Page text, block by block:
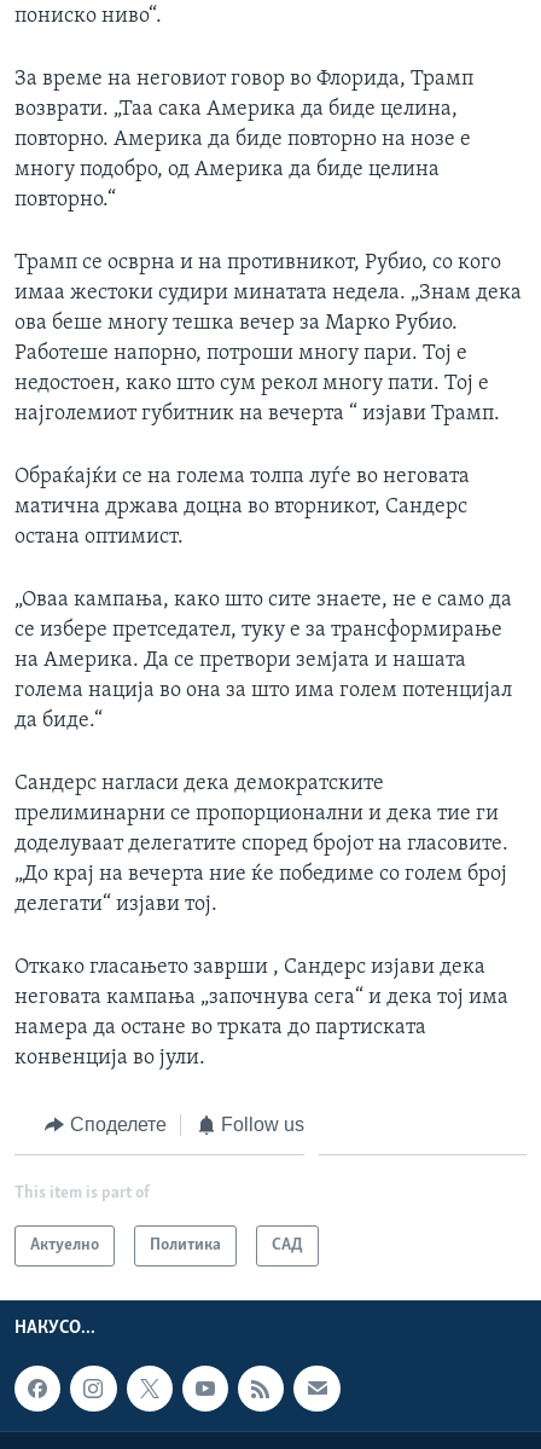
пониско ниво“.
За време на неговиот говор во Флорида, Трамп
возврати. „Таа сака Америка да биде целина,
повторно. Америка да биде повторно на нозе е
многу подобро, од Америка да биде целина
повторно.“
Трамп се осврна и на противникот, Рубио, со кого
имаа жестоки судири минатата недела. „Знам дека
ова беше многу тешка вечер за Марко Рубио.
Работеше напорно, потроши многу пари. Тој е
недостоен, како што сум рекол многу пати. Тој е
најголемиот губитник на вечерта “ изјави Трамп.
Обраќајќи се на голема толпа луѓе во неговата
матична држава доцна во вторникот, Сандерс
остана оптимист.
„Оваа кампања, како што сите знаете, не е само да
се избере претседател, туку е за трансформирање
на Америка. Да се претвори земјата и нашата
голема нација во она за што има голем потенцијал
да биде.“
Сандерс нагласи дека демократските
прелиминарни се пропорционални и дека тие ги
доделуваат делегатите според бројот на гласовите.
„До крај на вечерта ние ќе победиме со голем број
делегати“ изјави тој.
Откако гласањето заврши , Сандерс изјави дека
неговата кампања „започнува сега“ и дека тој има
намера да остане во трката до партиската
конвенција во јули.
Споделете Follow us
This item is part of
Актуелно Политика САД
НАКУСО...